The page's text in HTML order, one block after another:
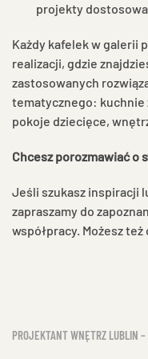
projekty
Każdy kafelek w galerii
realizacji, gdzie
zastosowanych
tematycznego: kuchnie
pokoje dziecięce,
Chcesz porozmawiać o
Jeśli szukasz inspiracji
zapraszamy do
współpracy. Możesz
PROJEKTANT WNĘTRZ LUBLIN